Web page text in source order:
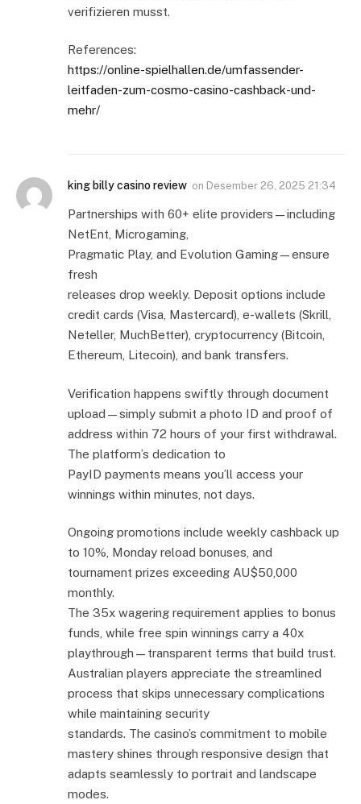
verifizieren musst.
References:
https://online-spielhallen.de/umfassender-
leitfaden-zum-cosmo-casino-cashback-und-
mehr/
king billy casino review on Desember 26, 2025 21:34
Partnerships with 60+ elite providers—including
NetEnt, Microgaming,
Pragmatic Play, and Evolution Gaming—ensure
fresh
releases drop weekly. Deposit options include
credit cards (Visa, Mastercard), e-wallets (Skrill,
Neteller, MuchBetter), cryptocurrency (Bitcoin,
Ethereum, Litecoin), and bank transfers.
Verification happens swiftly through document
upload—simply submit a photo ID and proof of
address within 72 hours of your first withdrawal.
The platform’s dedication to
PayID payments means you’ll access your
winnings within minutes, not days.
Ongoing promotions include weekly cashback up
to 10%, Monday reload bonuses, and
tournament prizes exceeding AU$50,000
monthly.
The 35x wagering requirement applies to bonus
funds, while free spin winnings carry a 40x
playthrough—transparent terms that build trust.
Australian players appreciate the streamlined
process that skips unnecessary complications
while maintaining security
standards. The casino’s commitment to mobile
mastery shines through responsive design that
adapts seamlessly to portrait and landscape
modes.